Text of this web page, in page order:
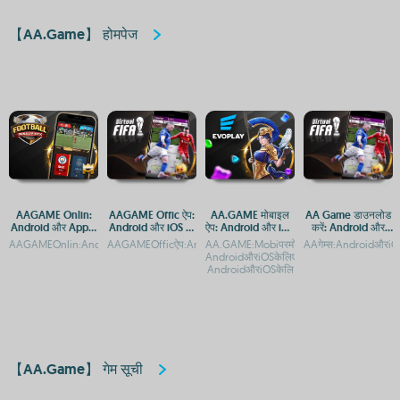
【AA.Game】 होमपेज
AAGAME Onlin:
Android और Apple
के लिए APP एक्सेस
AAGAME Offic ऐप:
Android और iOS पर
डाउनलोड करें
AA.GAME मोबाइल
ऐप: Android और iOS
पर डाउनलोड व एक्सेस
गाइड
AA.GAME:Mobiपरमोबाइलगेमिंगकाआनंदलें-
AndroidऔरiOSकेलिएएक्सेसAA.GAME:Mobi-
AndroidऔरiOSकेलि
AA Game डाउनलोड
करें: Android और
iOS के लिए मुफ्त APP
एक्सेस
【AA.Game】 गेम सूची